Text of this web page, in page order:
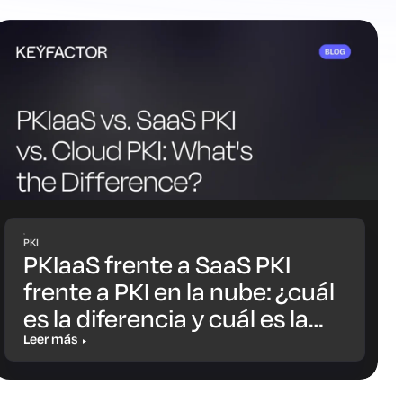
PKI
PKIaaS frente a SaaS PKI
frente a PKI en la nube: ¿cuál
es la diferencia y cuál es la
opción más adecuada para
ti?
Leer más